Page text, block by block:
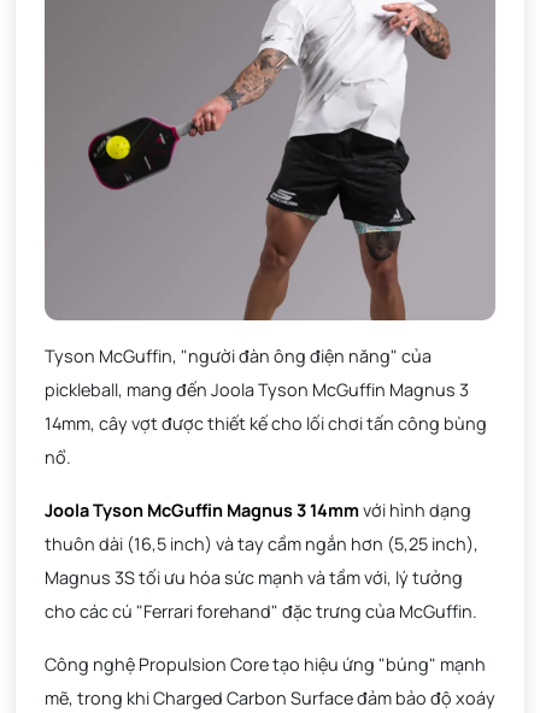
Tyson McGuffin, "người đàn ông điện năng" của
pickleball, mang đến Joola Tyson McGuffin Magnus 3
14mm, cây vợt được thiết kế cho lối chơi tấn công bùng
nổ.
Joola Tyson McGuffin Magnus 3 14mm với hình dạng
thuôn dài (16,5 inch) và tay cầm ngắn hơn (5,25 inch),
Magnus 3S tối ưu hóa sức mạnh và tầm với, lý tưởng
cho các cú "Ferrari forehand" đặc trưng của McGuffin.
Công nghệ Propulsion Core tạo hiệu ứng "búng" mạnh
mẽ, trong khi Charged Carbon Surface đảm bảo độ xoáy